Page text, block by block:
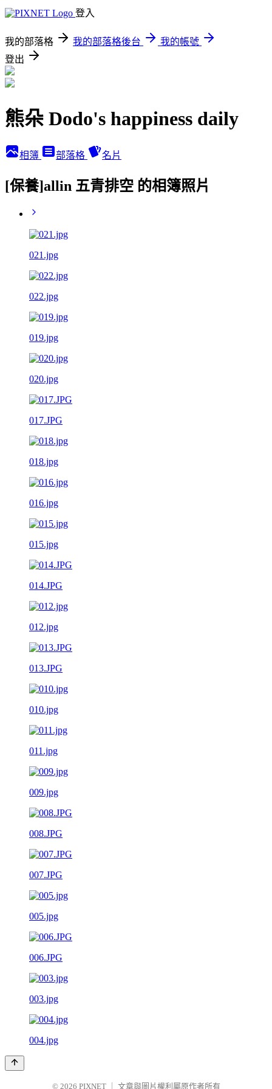
登入
我的部落格 我的部落格後台
我的帳號
登出
熊朵 Dodo's happiness daily
相簿 部落格 名片
[保養]allin 五青排空 的相簿照片
021.jpg
022.jpg
019.jpg
020.jpg
017.JPG
018.jpg
016.jpg
015.jpg
014.JPG
012.jpg
013.JPG
010.jpg
011.jpg
009.jpg
008.JPG
007.JPG
005.jpg
006.JPG
003.jpg
004.jpg
© 2026 PIXNET 文章與圖片權利屬原作者所有